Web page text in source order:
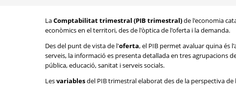
LaComptabilitat trimestral (PIB trimestral)de l'economia
econòmics en el territori, des de l'òptica de l'oferta i la demanda.
Des del punt de vista de l'oferta, el PIB permet avaluar quina és
serveis, la informació es presenta detallada en tres agrupacions
pública, educació, sanitat i serveis socials.
Lesvariablesdel PIB trimestral elaborat des de la perspectiva